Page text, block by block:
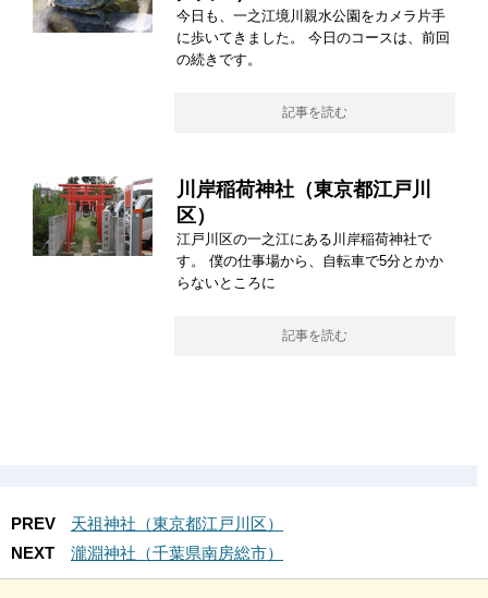
今日も、一之江境川親水公園をカメラ片手
に歩いてきました。 今日のコースは、前回
の続きです。
記事を読む
川岸稲荷神社（東京都江戸川
区）
江戸川区の一之江にある川岸稲荷神社で
す。 僕の仕事場から、自転車で5分とかか
らないところに
記事を読む
PREV
天祖神社（東京都江戸川区）
NEXT
瀧淵神社（千葉県南房総市）